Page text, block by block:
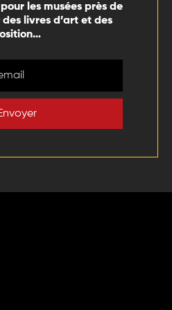
les musées près de
livres d’art et des